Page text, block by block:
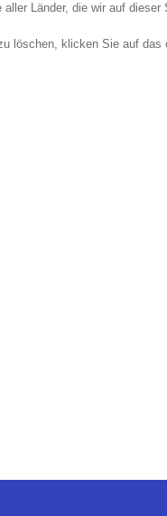
aller Länder, die wir auf
löschen, klicken Sie auf das